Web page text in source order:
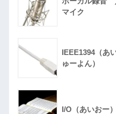
マイク
IEEE1394（あ
ゅーよん）
I/O（あいおー